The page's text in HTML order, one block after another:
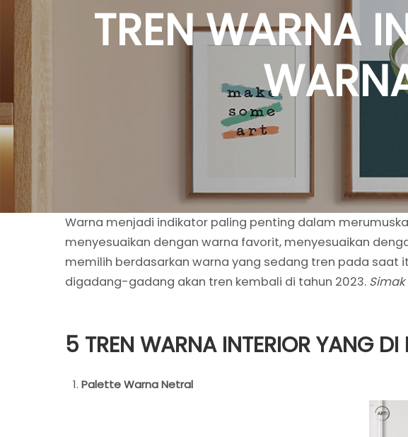
TREN WARNA
Warna menjadi indikator paling penting dalam
menyesuaikan dengan warna favorit, menyesuaikan
memilih berdasarkan warna yang sedang tren pada saat
digadang-gadang akan tren kembali di tahun 2023.
5 TREN WARNA INTERIOR YANG
Palette Warna Netral